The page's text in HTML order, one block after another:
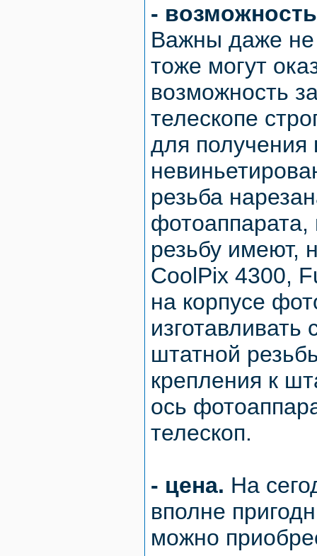
-
Важны даже не
тоже могут
возможность
телескопе
для получения
резьба
фотоаппарата,
резьбу имеют,
CoolPix 4300,
на корпусе
штатной
крепления к
ось
телескоп.
- цена. На
вполне
можно